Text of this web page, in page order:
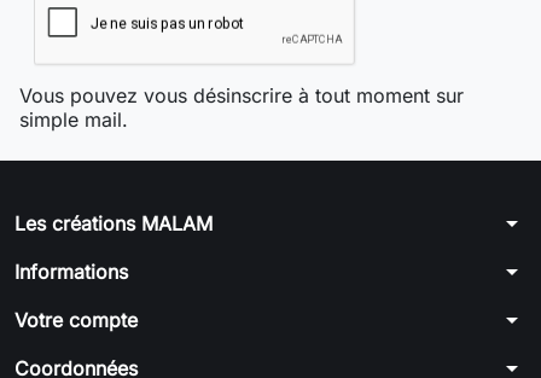
Vous pouvez vous désinscrire à tout moment sur
simple mail.
Les créations MALAM arrow_drop_down
Informations arrow_drop_down
Votre compte arrow_drop_down
Coordonnées arrow_drop_down